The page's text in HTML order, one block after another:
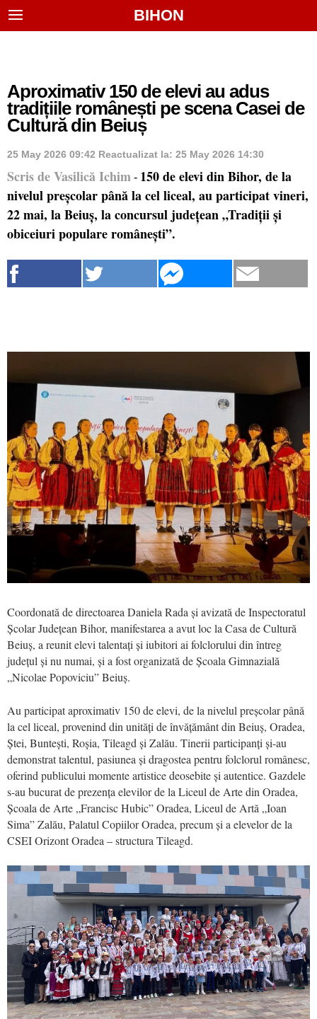
BIHON
Aproximativ 150 de elevi au adus
tradițiile românești pe scena Casei de
Cultură din Beiuș
25 May 2026 09:42 Reactualizat la: 25 May 2026 14:30
Scris de Vasilică Ichim - 150 de elevi din Bihor, de la
nivelul preșcolar până la cel liceal, au participat vineri,
22 mai, la Beiuș, la concursul județean „Tradiții și
obiceiuri populare românești”.
Coordonată de directoarea Daniela Rada și avizată de Inspectoratul
Școlar Județean Bihor, manifestarea a avut loc la Casa de Cultură
Beiuș, a reunit elevi talentați și iubitori ai folclorului din întreg
județul și nu numai, și a fost organizată de Școala Gimnazială
„Nicolae Popoviciu” Beiuș.
Au participat aproximativ 150 de elevi, de la nivelul preșcolar până
la cel liceal, provenind din unități de învățământ din Beiuș, Oradea,
Ștei, Buntești, Roșia, Tileagd și Zalău. Tinerii participanți și-au
demonstrat talentul, pasiunea și dragostea pentru folclorul românesc,
oferind publicului momente artistice deosebite și autentice. Gazdele
s-au bucurat de prezența elevilor de la Liceul de Arte din Oradea,
Școala de Arte „Francisc Hubic” Oradea, Liceul de Artă „Ioan
Sima” Zalău, Palatul Copiilor Oradea, precum și a elevelor de la
CSEI Orizont Oradea – structura Tileagd.